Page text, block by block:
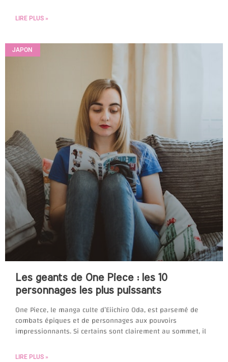
LIRE PLUS »
JAPON
Les geants de One Piece : les 10
personnages les plus puissants
One Piece, le manga culte d’Eiichiro Oda, est parsemé de
combats épiques et de personnages aux pouvoirs
impressionnants. Si certains sont clairement au sommet, il
LIRE PLUS »